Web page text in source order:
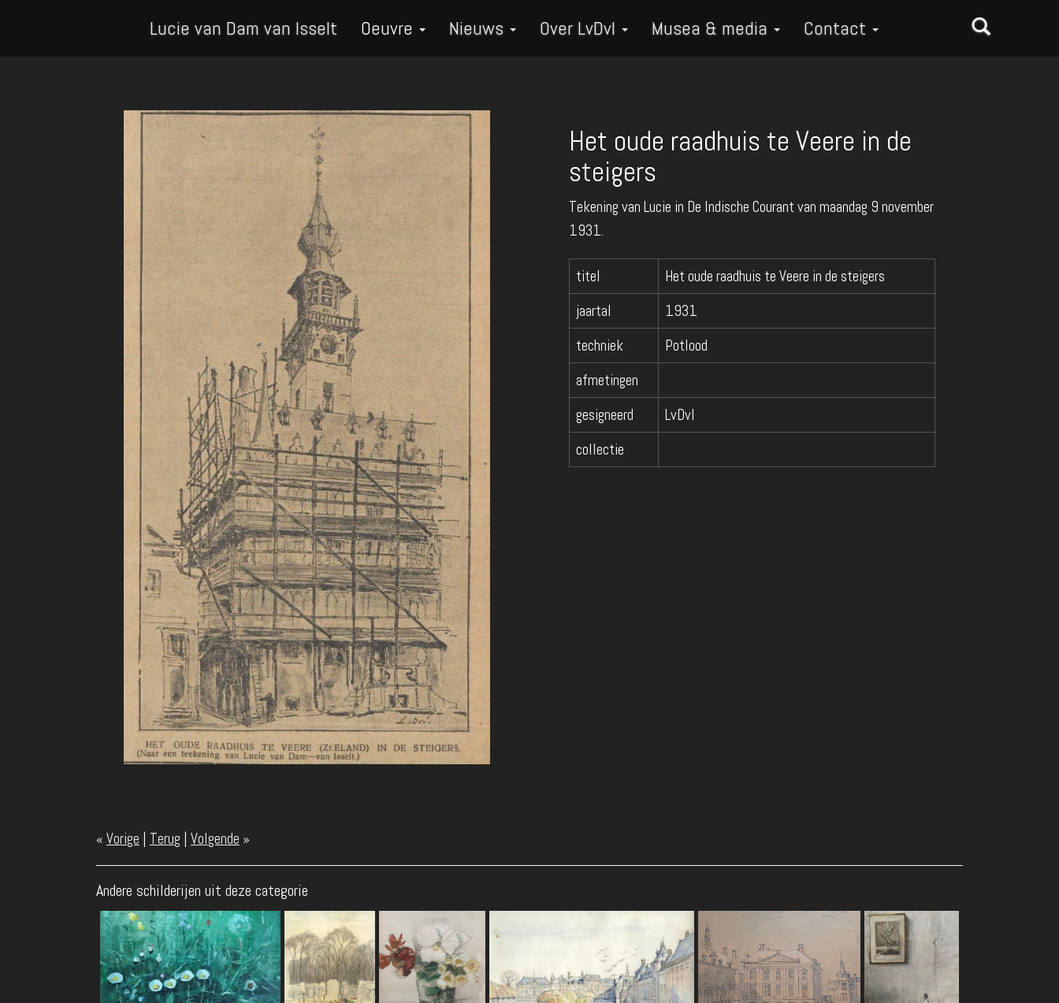
Lucie van Dam van Isselt Oeuvre Nieuws Over LvDvI Musea & media Contact
Het oude raadhuis te Veere in de
steigers
Tekening van Lucie in De Indische Courant van maandag 9 november
1931.
titel
Het oude raadhuis te Veere in de steigers
jaartal
1931
techniek
Potlood
afmetingen
gesigneerd
LvDvI
collectie
« Vorige | Terug | Volgende »
Andere schilderijen uit deze categorie